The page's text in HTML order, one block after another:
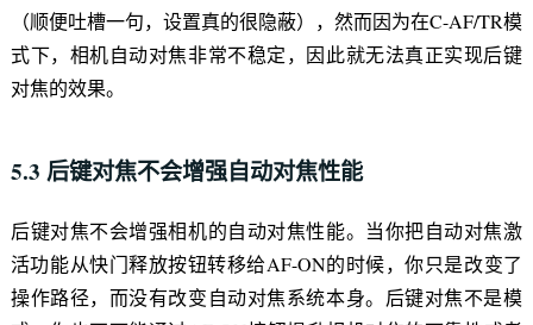
（顺便吐槽一句，设置真的很隐蔽），然而因为在C-AF/TR模
式下，相机自动对焦非常不稳定，因此就无法真正实现后键
对焦的效果。
5.3 后键对焦不会增强自动对焦性能
后键对焦不会增强相机的自动对焦性能。当你把自动对焦激
活功能从快门释放按钮转移给AF-ON的时候，你只是改变了
操作路径，而没有改变自动对焦系统本身。后键对焦不是模